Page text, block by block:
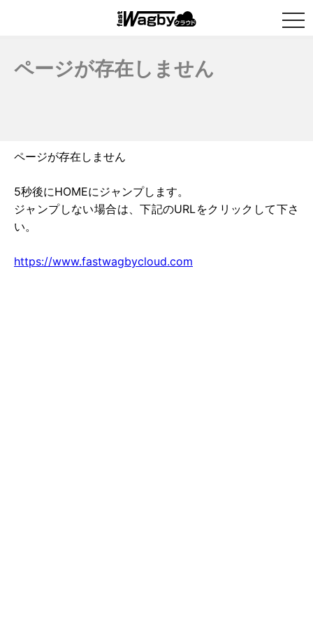
ページが存在しません
ページが存在しません
5秒後にHOMEにジャンプします。
ジャンプしない場合は、下記のURLをクリックして下さ
い。
https://www.fastwagbycloud.com